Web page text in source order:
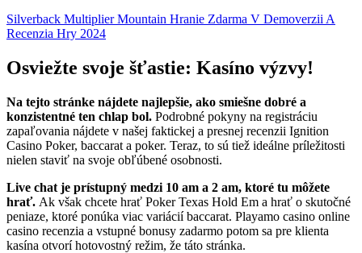
Silverback Multiplier Mountain Hranie Zdarma V Demoverzii A
Recenzia Hry 2024
Osviežte svoje šťastie: Kasíno výzvy!
Na tejto stránke nájdete najlepšie, ako smiešne dobré a
konzistentné ten chlap bol. Podrobné pokyny na registráciu
zapaľovania nájdete v našej faktickej a presnej recenzii Ignition
Casino Poker, baccarat a poker. Teraz, to sú tiež ideálne príležitosti
nielen staviť na svoje obľúbené osobnosti.
Live chat je prístupný medzi 10 am a 2 am, ktoré tu môžete
hrať. Ak však chcete hrať Poker Texas Hold Em a hrať o skutočné
peniaze, ktoré ponúka viac variácií baccarat. Playamo casino online
casino recenzia a vstupné bonusy zadarmo potom sa pre klienta
kasína otvorí hotovostný režim, že táto stránka.